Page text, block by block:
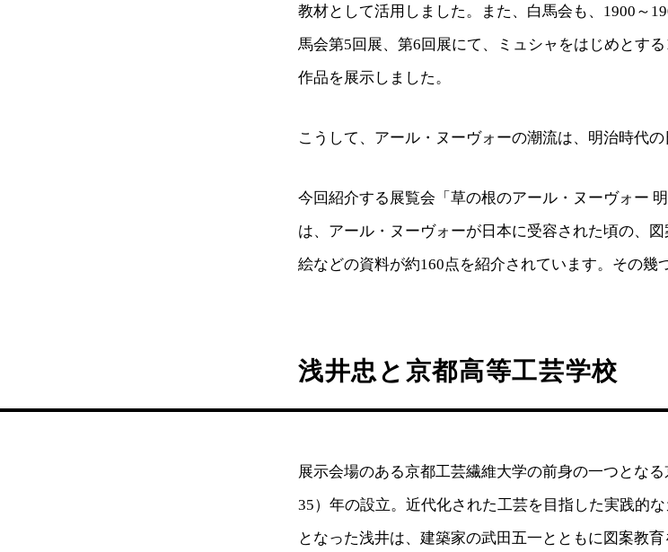
教材として活用しました。また、白馬会も、1900～
馬会第5回展、第6回展にて、ミュシャをはじめとす
作品を展示しました。
こうして、アール・ヌーヴォーの潮流は、明治時代の
今回紹介する展覧会「草の根のアール・ヌーヴォー
は、アール・ヌーヴォーが日本に受容された頃の、
絵などの資料が約160点を紹介されています。その幾
浅井忠と京都高等工芸学校
展示会場のある京都工芸繊維大学の前身の一つとな
35）年の設立。近代化された工芸を目指した実践的
となった浅井は、建築家の武田五一とともに図案教育